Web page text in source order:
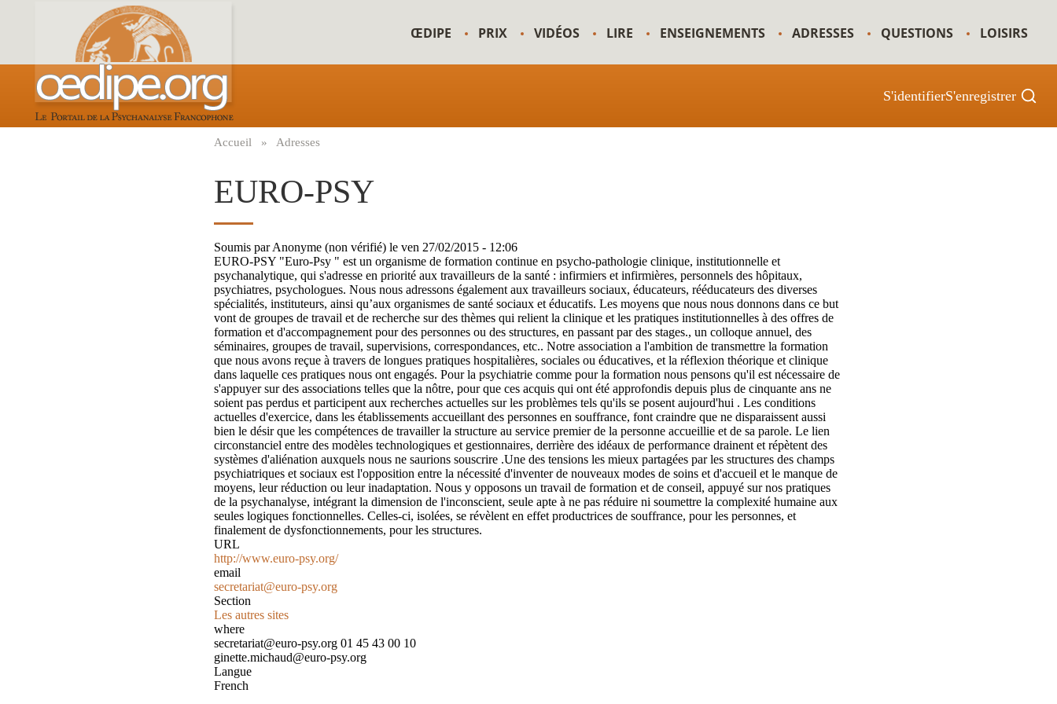
ŒDIPE PRIX VIDÉOS LIRE ENSEIGNEMENTS ADRESSES QUESTIONS LOISIRS
S'identifierS'enregistrer
d'Ariane
Accueil Adresses
EURO-PSY
Soumis parAnonyme (non vérifié) le ven 27/02/2015 - 12:06
EURO-PSY "Euro-Psy " est un organisme de formation continue en psycho-pathologie clinique, institutionnelle et
psychanalytique, qui s'adresse en priorité aux travailleurs de la santé : infirmiers et infirmières, personnels des hôpitaux,
psychiatres, psychologues. Nous nous adressons également aux travailleurs sociaux, éducateurs, rééducateurs des diverses
spécialités, instituteurs, ainsi qu’aux organismes de santé sociaux et éducatifs. Les moyens que nous nous donnons dans ce but
vont de groupes de travail et de recherche sur des thèmes qui relient la clinique et les pratiques institutionnelles à des offres de
formation et d'accompagnement pour des personnes ou des structures, en passant par des stages., un colloque annuel, des
séminaires, groupes de travail, supervisions, correspondances, etc.. Notre association a l'ambition de transmettre la formation
que nous avons reçue à travers de longues pratiques hospitalières, sociales ou éducatives, et la réflexion théorique et clinique
dans laquelle ces pratiques nous ont engagés. Pour la psychiatrie comme pour la formation nous pensons qu'il est nécessaire de
s'appuyer sur des associations telles que la nôtre, pour que ces acquis qui ont été approfondis depuis plus de cinquante ans ne
soient pas perdus et participent aux recherches actuelles sur les problèmes tels qu'ils se posent aujourd'hui . Les conditions
actuelles d'exercice, dans les établissements accueillant des personnes en souffrance, font craindre que ne disparaissent aussi
bien le désir que les compétences de travailler la structure au service premier de la personne accueillie et de sa parole. Le lien
circonstanciel entre des modèles technologiques et gestionnaires, derrière des idéaux de performance drainent et répètent des
systèmes d'aliénation auxquels nous ne saurions souscrire .Une des tensions les mieux partagées par les structures des champs
psychiatriques et sociaux est l'opposition entre la nécessité d'inventer de nouveaux modes de soins et d'accueil et le manque de
moyens, leur réduction ou leur inadaptation. Nous y opposons un travail de formation et de conseil, appuyé sur nos pratiques
de la psychanalyse, intégrant la dimension de l'inconscient, seule apte à ne pas réduire ni soumettre la complexité humaine aux
seules logiques fonctionnelles. Celles-ci, isolées, se révèlent en effet productrices de souffrance, pour les personnes, et
finalement de dysfonctionnements, pour les structures.
URL
http://www.euro-psy.org/
email
secretariat@euro-psy.org
Section
Les autres sites
where
secretariat@euro-psy.org 01 45 43 00 10
ginette.michaud@euro-psy.org
Langue
French